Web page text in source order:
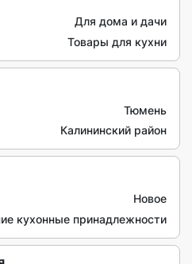
Для дома и дачи
Товары для кухни
Тюмень
Калининский район
Новое
кухонные принадлежности